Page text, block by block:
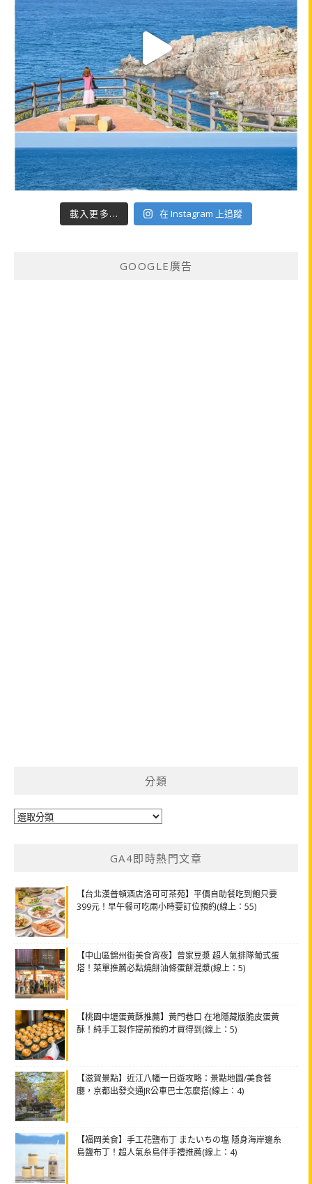
載入更多... 在 Instagram 上追蹤
GOOGLE廣告
分類
分
GA4即時熱門文章
【台北漢普頓酒店洛可可茶苑】平價自助餐吃到飽只要
399元！早午餐可吃兩小時要訂位預約(線上：55)
【中山區錦州街美食宵夜】曾家豆漿 超人氣排隊葡式蛋
塔！菜單推薦必點燒餅油條蛋餅混漿(線上：5)
【桃園中壢蛋黃酥推薦】黃門巷口 在地隱藏版脆皮蛋黃
酥！純手工製作提前預約才買得到(線上：5)
【滋賀景點】近江八幡一日遊攻略：景點地圖/美食餐
廳，京都出發交通JR公車巴士怎麼搭(線上：4)
【福岡美食】手工花鹽布丁 またいちの塩 隱身海岸邊糸
島鹽布丁！超人氣糸島伴手禮推薦(線上：4)